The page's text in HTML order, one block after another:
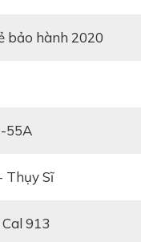
bảo hành 2020
55A
Thụy Sĩ
Cal 913